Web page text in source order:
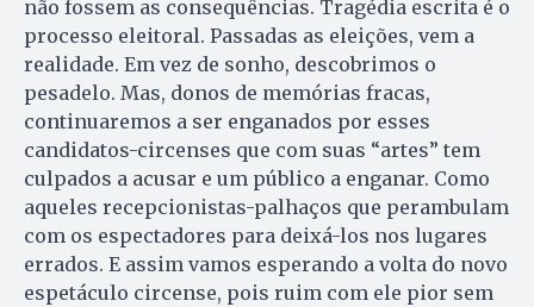
não fossem as consequências. Tragédia escrita é o
processo eleitoral. Passadas as eleições, vem a
realidade. Em vez de sonho, descobrimos o
pesadelo. Mas, donos de memórias fracas,
continuaremos a ser enganados por esses
candidatos-circenses que com suas “artes” tem
culpados a acusar e um público a enganar. Como
aqueles recepcionistas-palhaços que perambulam
com os espectadores para deixá-los nos lugares
errados. E assim vamos esperando a volta do novo
espetáculo circense, pois ruim com ele pior sem